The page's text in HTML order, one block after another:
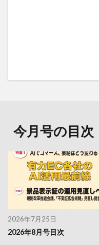
今月号の目次
2026年7月25日
2026年8月号目次